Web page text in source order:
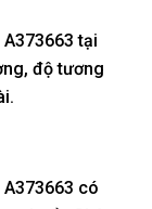
tại
độ tương
có